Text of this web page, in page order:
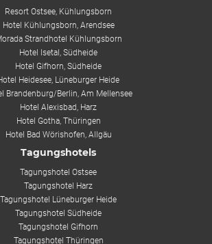
Resort Ostsee, Kühlungsborn
Hotel Kühlungsborn, Arendsee
Strandhotel Kühlungsborn
Hotel Isetal, Südheide
Hotel Gifhorn, Südheide
Heidesee, Lüneburger Heide
Brandenburg/Berlin, Am Mellensee
Hotel Alexisbad, Harz
Hotel Gotha, Thüringen
Hotel Bad Wörishofen, Allgäu
Tagungshotels
Tagungshotel Ostsee
Tagungshotel Harz
Tagungshotel Lüneburger Heide
Tagungshotel Südheide
Tagungshotel Gifhorn
Tagungshotel Thüringen